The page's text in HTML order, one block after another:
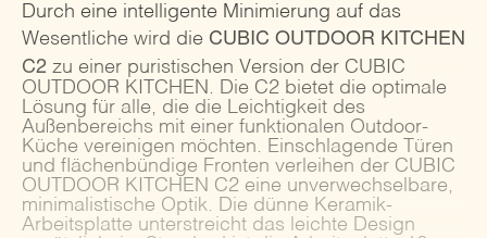
Durch eine intelligente Minimierung auf das
Wesentliche wird die CUBIC OUTDOOR KITCHEN
C2 zu einer puristischen Version der CUBIC
OUTDOOR KITCHEN. Die C2 bietet die optimale
Lösung für alle, die die Leichtigkeit des
Außenbereichs mit einer funktionalen Outdoor-
Küche vereinigen möchten. Einschlagende Türen
und flächenbündige Fronten verleihen der CUBIC
OUTDOOR KITCHEN C2 eine unverwechselbare,
minimalistische Optik. Die dünne Keramik-
Arbeitsplatte unterstreicht das leichte Design